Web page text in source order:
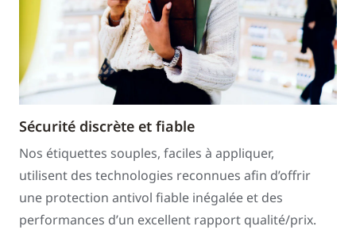
Sécurité discrète et fiable
Nos étiquettes souples, faciles à appliquer,
utilisent des technologies reconnues afin d’offrir
une protection antivol fiable inégalée et des
performances d’un excellent rapport qualité/prix.